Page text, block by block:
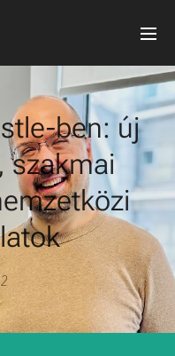
ben: új
szakmai